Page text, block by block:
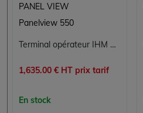
PANEL VIEW
Panelview 550
Terminal opérateur IHM Allen-Bradley PanelView 550 2711-K5A3 - écran monochrome clavier DH-485 RS-232
1,635.00 € HT prix tarif
En stock